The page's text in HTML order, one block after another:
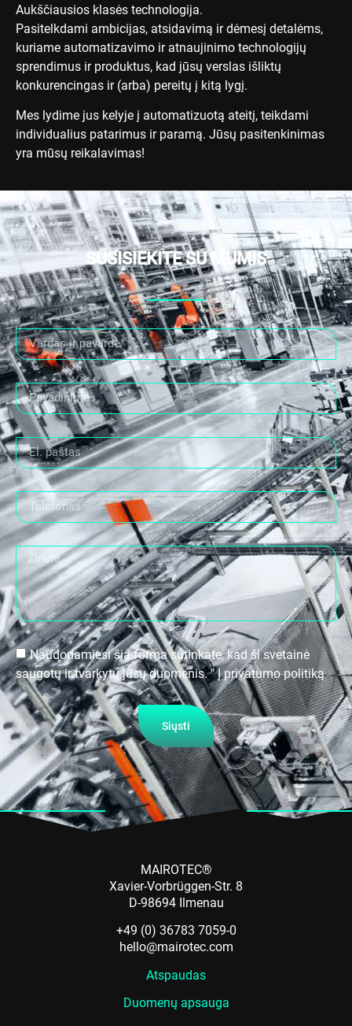
Aukščiausios klasės technologija.
Pasitelkdami ambicijas, atsidavimą ir dėmesį detalėms,
kuriame automatizavimo ir atnaujinimo technologijų
sprendimus ir produktus, kad jūsų verslas išliktų
konkurencingas ir (arba) pereitų į kitą lygį.
Mes lydime jus kelyje į automatizuotą ateitį, teikdami
individualius patarimus ir paramą. Jūsų pasitenkinimas
yra mūsų reikalavimas!
SUSISIEKITE SU MUMIS
Naudodamiesi šia forma sutinkate, kad ši svetainė
saugotų ir tvarkytų jūsų duomenis. " Į privatumo politiką
Siųsti
MAIROTEC®
Xavier-Vorbrüggen-Str. 8
D-98694 Ilmenau
+49 (0) 36783 7059-0
hello@mairotec.com
Atspaudas
Duomenų apsauga